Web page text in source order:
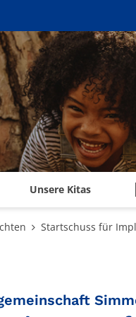
Unsere Kitas
Startschuss für